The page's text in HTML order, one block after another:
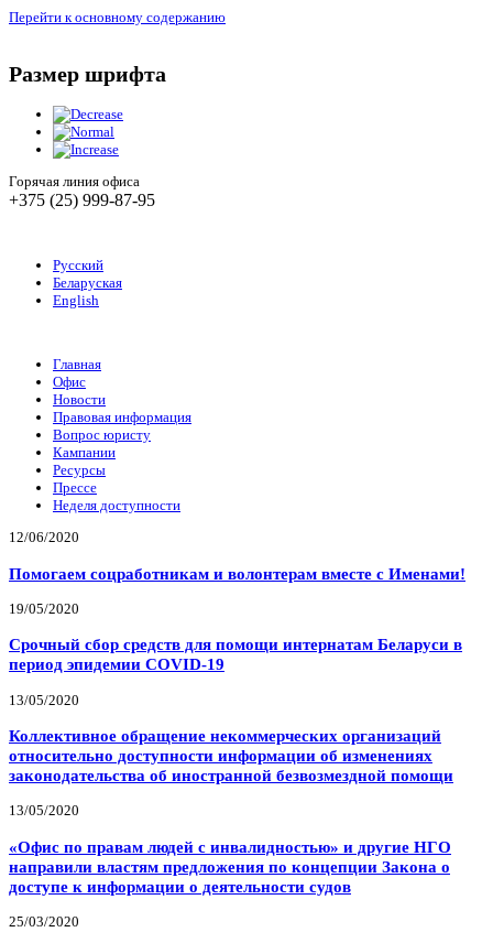
Перейти к основному содержанию
Размер шрифта
Горячая линия офиса
+375 (25) 999-87-95
Русский
Беларуская
English
Главная
Офис
Новости
Правовая информация
Вопрос юристу
Кампании
Ресурсы
Прессе
Неделя доступности
12/06/2020
Помогаем соцработникам и волонтерам вместе с Именами!
19/05/2020
Срочный сбор средств для помощи интернатам Беларуси в
период эпидемии COVID-19
13/05/2020
Коллективное обращение некоммерческих организаций
относительно доступности информации об изменениях
законодательства об иностранной безвозмездной помощи
13/05/2020
«Офис по правам людей с инвалидностью» и другие НГО
направили властям предложения по концепции Закона о
доступе к информации о деятельности судов
25/03/2020